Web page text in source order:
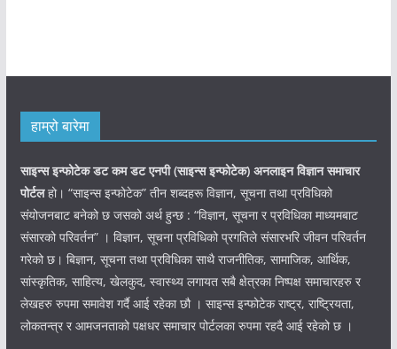
हाम्रो बारेमा
साइन्स इन्फोटेक डट कम डट एनपी (साइन्सइन्फोटेक) अनलाइन विज्ञान समाचार
पोर्टलहो। “साइन्स इन्फोटेक” तीन शब्दहरू विज्ञान, सूचना तथा प्रविधिको
संयोजनबाट बनेको छ जसको अर्थ हुन्छ : “विज्ञान, सूचना र प्रविधिका माध्यमबाट
संसारको परिवर्तन” । विज्ञान, सूचना प्रविधिको प्रगतिले संसारभरि जीवन परिवर्तन
गरेको छ। बिज्ञान, सूचना तथा प्रविधिका साथै राजनीतिक, सामाजिक, आर्थिक,
सांस्कृतिक, साहित्य, खेलकुद, स्वास्थ्य लगायत सबै क्षेत्रका निष्पक्ष समाचारहरु र
लेखहरु रुपमा समावेश गर्दै आई रहेका छौ । साइन्स इन्फोटेक राष्ट्र, राष्ट्रियता,
लोकतन्त्र र आमजनताको पक्षधर समाचार पोर्टलका रुपमा रहदै आई रहेको छ ।